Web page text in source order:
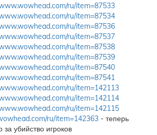
ru/item=87533
ru/item=87534
ru/item=87536
ru/item=87537
ru/item=87538
ru/item=87539
ru/item=87540
ru/item=87541
ru/item=142113
ru/item=142114
ru/item=142115
ru/item=142363 - теперь
за убийство игроков